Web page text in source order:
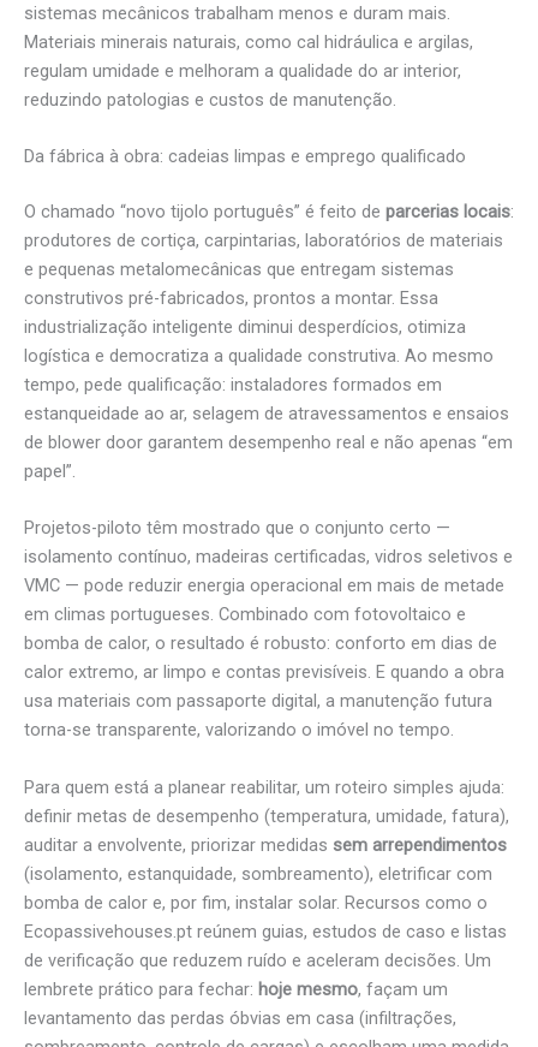
sistemas mecânicos trabalham menos e duram mais.
Materiais minerais naturais, como cal hidráulica e argilas,
regulam umidade e melhoram a qualidade do ar interior,
reduzindo patologias e custos de manutenção.
Da fábrica à obra: cadeias limpas e emprego qualificado
O chamado “novo tijolo português” é feito de parcerias locais:
produtores de cortiça, carpintarias, laboratórios de materiais
e pequenas metalomecânicas que entregam sistemas
construtivos pré-fabricados, prontos a montar. Essa
industrialização inteligente diminui desperdícios, otimiza
logística e democratiza a qualidade construtiva. Ao mesmo
tempo, pede qualificação: instaladores formados em
estanqueidade ao ar, selagem de atravessamentos e ensaios
de blower door garantem desempenho real e não apenas “em
papel”.
Projetos-piloto têm mostrado que o conjunto certo —
isolamento contínuo, madeiras certificadas, vidros seletivos e
VMC — pode reduzir energia operacional em mais de metade
em climas portugueses. Combinado com fotovoltaico e
bomba de calor, o resultado é robusto: conforto em dias de
calor extremo, ar limpo e contas previsíveis. E quando a obra
usa materiais com passaporte digital, a manutenção futura
torna-se transparente, valorizando o imóvel no tempo.
Para quem está a planear reabilitar, um roteiro simples ajuda:
definir metas de desempenho (temperatura, umidade, fatura),
auditar a envolvente, priorizar medidas sem arrependimentos
(isolamento, estanquidade, sombreamento), eletrificar com
bomba de calor e, por fim, instalar solar. Recursos como o
Ecopassivehouses.pt reúnem guias, estudos de caso e listas
de verificação que reduzem ruído e aceleram decisões. Um
lembrete prático para fechar: hoje mesmo, façam um
levantamento das perdas óbvias em casa (infiltrações,